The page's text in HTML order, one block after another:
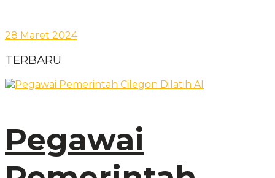
28 Maret 2024
TERBARU
Pegawai